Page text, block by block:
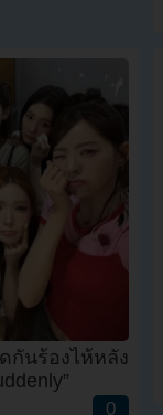
กันร้องไห้หลัง
0